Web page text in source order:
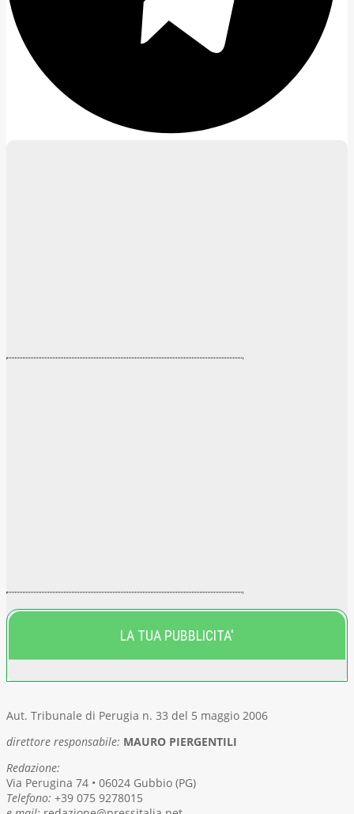
LA TUA PUBBLICITA'
Aut. Tribunale di Perugia n. 33 del 5 maggio 2006
direttore responsabile: MAURO PIERGENTILI
Redazione:
Via Perugina 74 • 06024 Gubbio (PG)
Telefono: +39 075 9278015